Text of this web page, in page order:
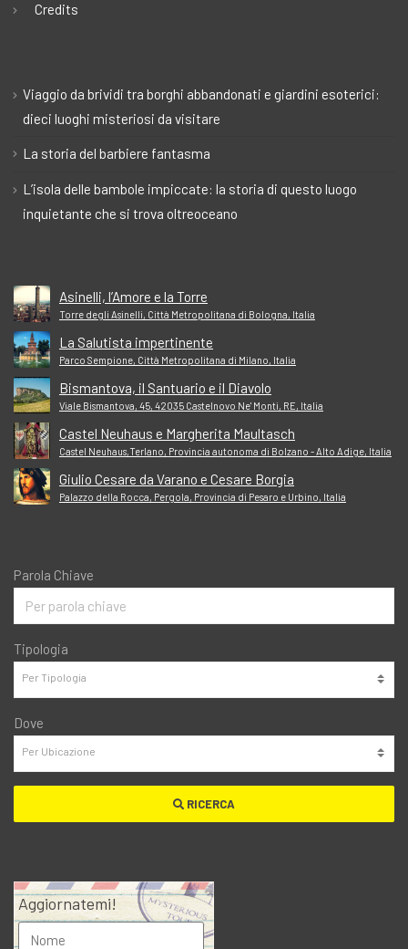
Credits
Viaggio da brividi tra borghi abbandonati e giardini esoterici:
dieci luoghi misteriosi da visitare
La storia del barbiere fantasma
L’isola delle bambole impiccate: la storia di questo luogo
inquietante che si trova oltreoceano
Asinelli, l’Amore e la Torre
Torre degli Asinelli, Città Metropolitana di Bologna, Italia
La Salutista impertinente
Parco Sempione, Città Metropolitana di Milano, Italia
Bismantova, il Santuario e il Diavolo
Viale Bismantova, 45, 42035 Castelnovo Ne' Monti, RE, Italia
Castel Neuhaus e Margherita Maultasch
Castel Neuhaus,Terlano, Provincia autonoma di Bolzano - Alto Adige, Italia
Giulio Cesare da Varano e Cesare Borgia
Palazzo della Rocca, Pergola, Provincia di Pesaro e Urbino, Italia
Parola Chiave
Tipologia
Dove
RICERCA
Aggiornatemi!